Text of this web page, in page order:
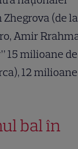
(de la
Amir
15 milioane de
12
bal în